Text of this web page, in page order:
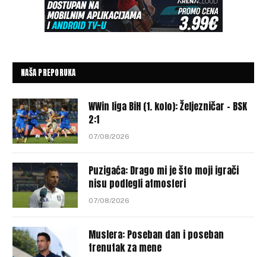
NAŠA PREPORUKA
WWin liga BiH (1. kolo): Željezničar – BSK
2:1
07/08/2026
Puzigaća: Drago mi je što moji igrači
nisu podlegli atmosferi
07/08/2026
Muslera: Poseban dan i poseban
trenutak za mene